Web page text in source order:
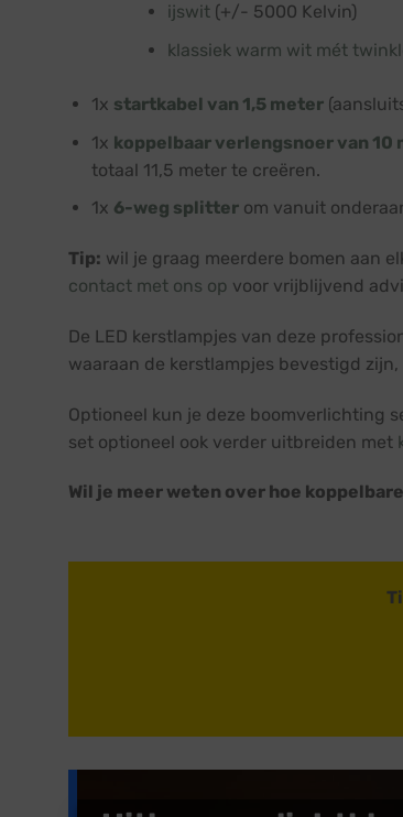
ijswit(+/- 5000 Kelvin)
klassiek warm wit mét
1x startkabel van 1,5 meter
1x koppelbaar verlengsnoer van 10
totaal 11,5 meter te creëren.
1x 6-weg splitterom vanuit
Tip: wil je graag meerdere bomen aan
contact met ons op voor vrijblijvend
De LED kerstlampjes van deze
waaraan de kerstlampjes bevestigd
Optioneel kun je deze boomverlichting
set optioneel ook verder uitbreiden met
Wil je meer weten over hoe